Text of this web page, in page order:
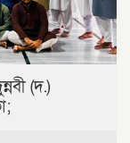
(দ.)